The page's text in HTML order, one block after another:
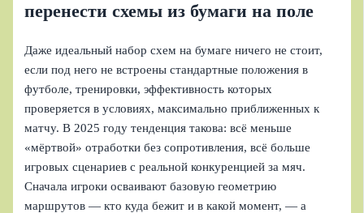
перенести схемы из бумаги на поле
Даже идеальный набор схем на бумаге ничего не стоит,
если под него не встроены стандартные положения в
футболе, тренировки, эффективность которых
проверяется в условиях, максимально приближенных к
матчу. В 2025 году тенденция такова: всё меньше
«мёртвой» отработки без сопротивления, всё больше
игровых сценариев с реальной конкуренцией за мяч.
Сначала игроки осваивают базовую геометрию
маршрутов — кто куда бежит и в какой момент, — а